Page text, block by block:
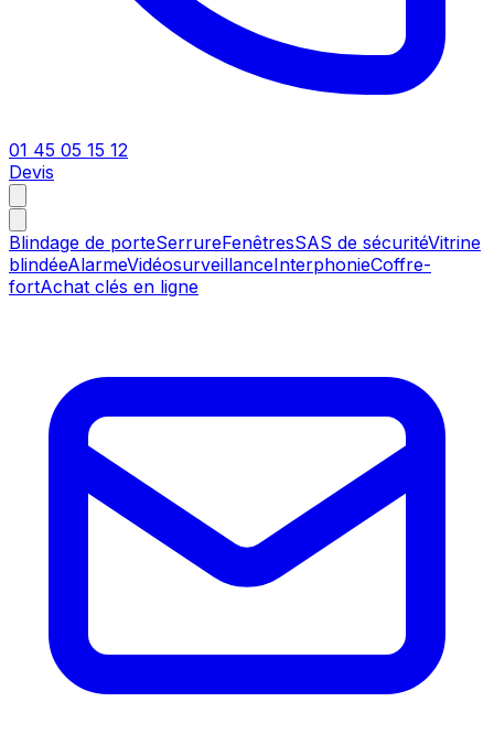
01 45 05 15 12
Devis
Blindage de porteSerrureFenêtresSAS de sécuritéVitrine
blindéeAlarmeVidéosurveillanceInterphonieCoffre-
fortAchat clés en ligne